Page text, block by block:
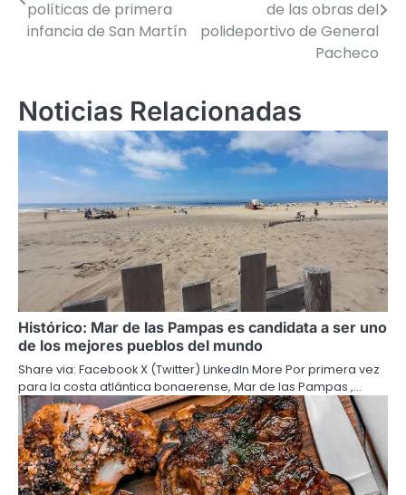
entradas
políticas de primera
infancia de San Martín
de las obras del
polideportivo de General
Pacheco
Noticias Relacionadas
Histórico: Mar de las Pampas es candidata a ser uno
de los mejores pueblos del mundo
Share via: Facebook X (Twitter) LinkedIn More Por primera vez
para la costa atlántica bonaerense, Mar de las Pampas ,…